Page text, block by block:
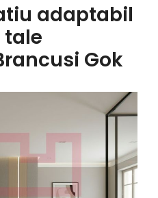
adaptabil
tale
Gok